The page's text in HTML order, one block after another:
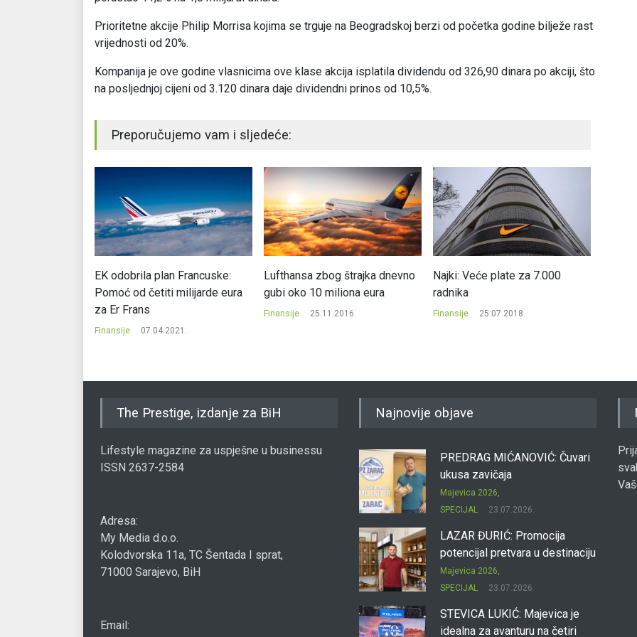
Prioritetne akcije Philip Morrisa kojima se trguje na Beogradskoj berzi od početka godine bilježe rast
vrijednosti od 20%.
Kompanija je ove godine vlasnicima ove klase akcija isplatila dividendu od 326,90 dinara po akciji, što
na posljednjoj cijeni od 3.120 dinara daje dividendni prinos od 10,5%.
Preporučujemo vam i sljedeće:
EK odobrila plan Francuske:
Pomoć od četiti milijarde eura
za Er Frans
Finansije 07.04.2021.
Lufthansa zbog štrajka dnevno
gubi oko 10 miliona eura
Finansije 25.11.2016.
Najki: Veće plate za 7.000
radnika
Finansije 25.07.2018.
The Prestige, izdanje za BiH
Lifestyle magazine za uspješne u businessu
ISSN 2637-2584
Adresa:
My Media d.o.o.
Kolodvorska 11a, TC Šentada I sprat,
71000 Sarajevo, BiH
Email:
Najnovije objave
PREDRAG MIĆANOVIĆ: Čuvari
ukusa zavičaja
Majevica 2026
SPECIJAL
23.07.2026.
LAZAR ĐURIĆ: Promocija
potencijal pretvara u destinaciju
Majevica 2026
SPECIJAL
23.07.2026.
STEVICA LUKIĆ: Majevica je
idealna za avanturu na četiri